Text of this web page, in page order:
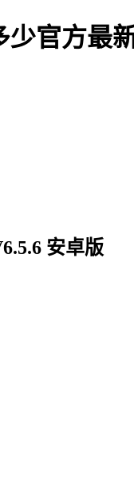
少官方最
安卓版